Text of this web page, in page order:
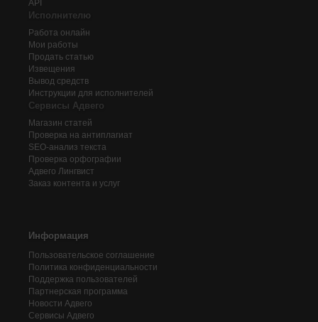
API
Исполнителю
Работа онлайн
Мои работы
Продать статью
Извещения
Вывод средств
Инструкции для исполнителей
Сервисы Адвего
Магазин статей
Проверка на антиплагиат
SEO-анализ текста
Проверка орфографии
Адвего Лингвист
Заказ контента и услуг
Информация
Пользовательское соглашение
Политика конфиденциальности
Поддержка пользователей
Партнерская программа
Новости Адвего
Сервисы Адвего